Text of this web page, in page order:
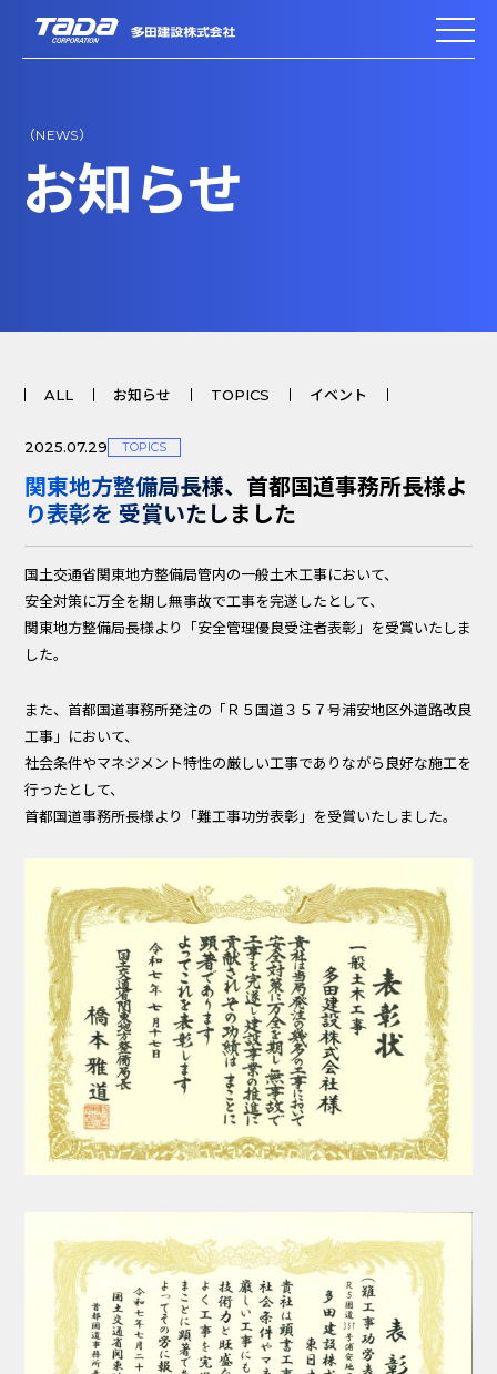
（NEWS）
お知らせ
ALL お知らせ TOPICS イベント
2025.07.29 TOPICS
関東地方整備局長様、首都国道事務所長様よ
り表彰を 受賞いたしました
国土交通省関東地方整備局管内の一般土木工事において、
安全対策に万全を期し無事故で工事を完遂したとして、
関東地方整備局長様より「安全管理優良受注者表彰」を受賞いたしま
した。
また、首都国道事務所発注の「Ｒ５国道３５７号浦安地区外道路改良
工事」において、
社会条件やマネジメント特性の厳しい工事でありながら良好な施工を
行ったとして、
首都国道事務所長様より「難工事功労表彰」を受賞いたしました。